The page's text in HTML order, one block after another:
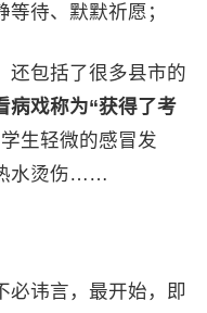
待、默默祈愿；
还包括了很多县市的
病戏称为“获得了考
生轻微的感冒发
水烫伤……
必讳言，最开始，即